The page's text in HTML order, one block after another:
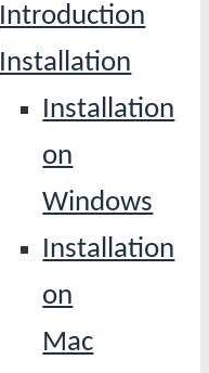
Introduction
Installation
Installation
on
Windows
Installation
on
Mac